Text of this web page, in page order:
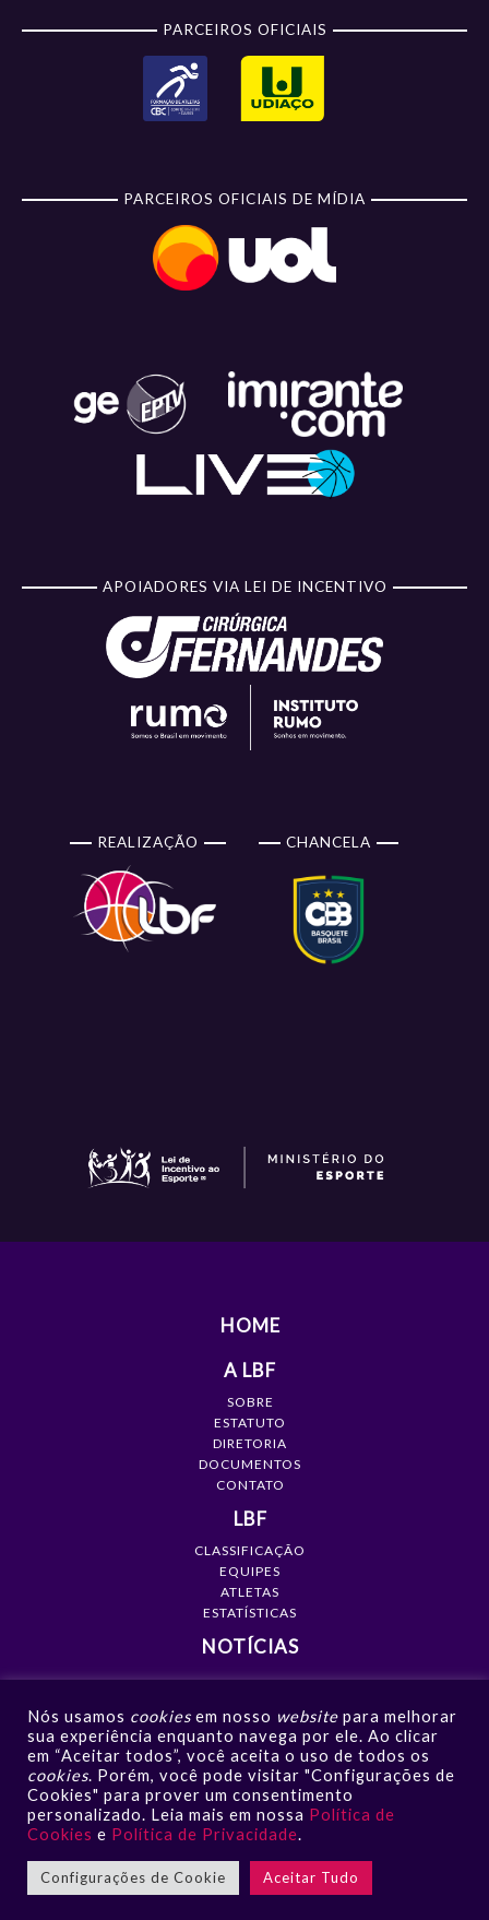
PARCEIROS OFICIAIS
PARCEIROS OFICIAIS DE MÍDIA
APOIADORES VIA LEI DE INCENTIVO
REALIZAÇÃO CHANCELA
HOME
A LBF
SOBRE
ESTATUTO
DIRETORIA
DOCUMENTOS
CONTATO
LBF
CLASSIFICAÇÃO
EQUIPES
ATLETAS
ESTATÍSTICAS
NOTÍCIAS
GALERIAS
VÍDEOS
NOTÍCIAS
CONTATO
LBF - Liga de Basquete Feminino © 2026 | Todos os direitos
Nós usamos cookies em nosso website para melhorar
sua experiência enquanto navega por ele. Ao clicar
em “Aceitar todos”, você aceita o uso de todos os
cookies. Porém, você pode visitar "Configurações de
Cookies" para prover um consentimento
personalizado. Leia mais em nossa Política de
Cookies e Política de Privacidade.
Configurações de Cookie Aceitar Tudo